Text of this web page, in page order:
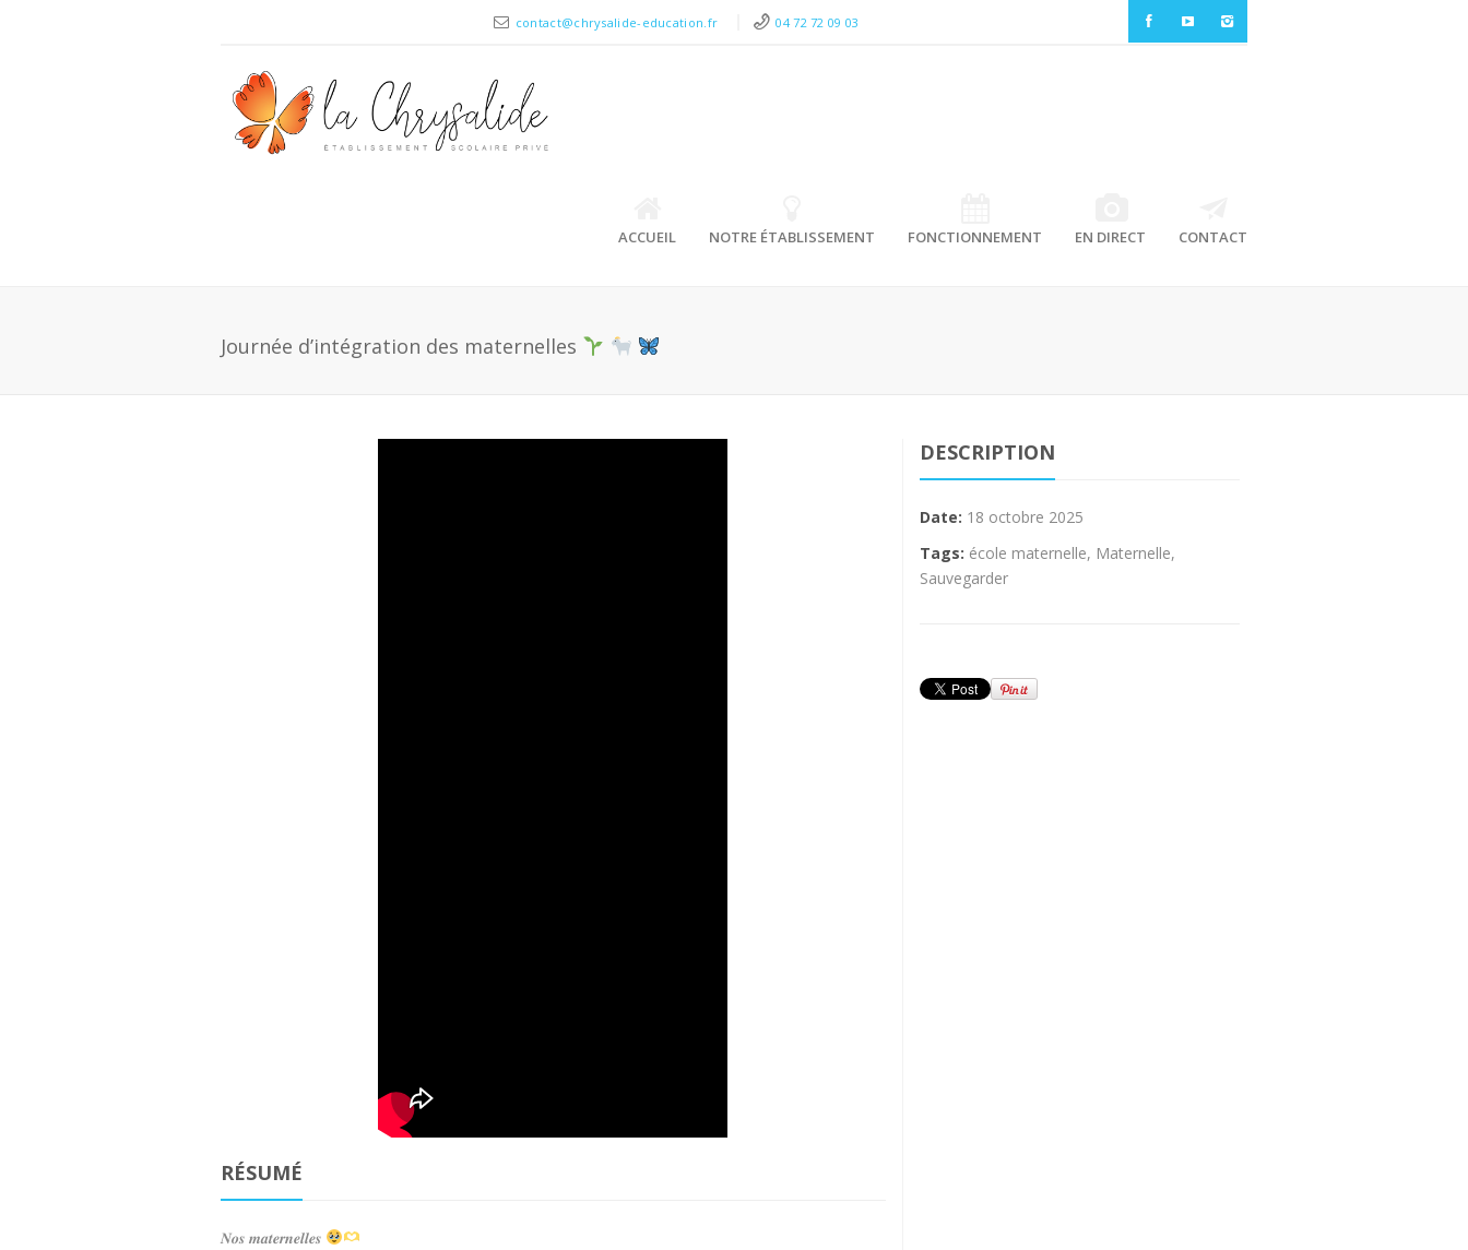
contact@chrysalide-education.fr 04 72 72 09 03
ACCUEIL NOTRE ÉTABLISSEMENT FONCTIONNEMENT EN DIRECT CONTACT
Journée d’intégration des maternelles
RÉSUMÉ
𝑵𝒐𝒔 𝒎𝒂𝒕𝒆𝒓𝒏𝒆𝒍𝒍𝒆𝒔
DESCRIPTION
Date: 18 octobre 2025
Tags: école maternelle, Maternelle,
Sauvegarder